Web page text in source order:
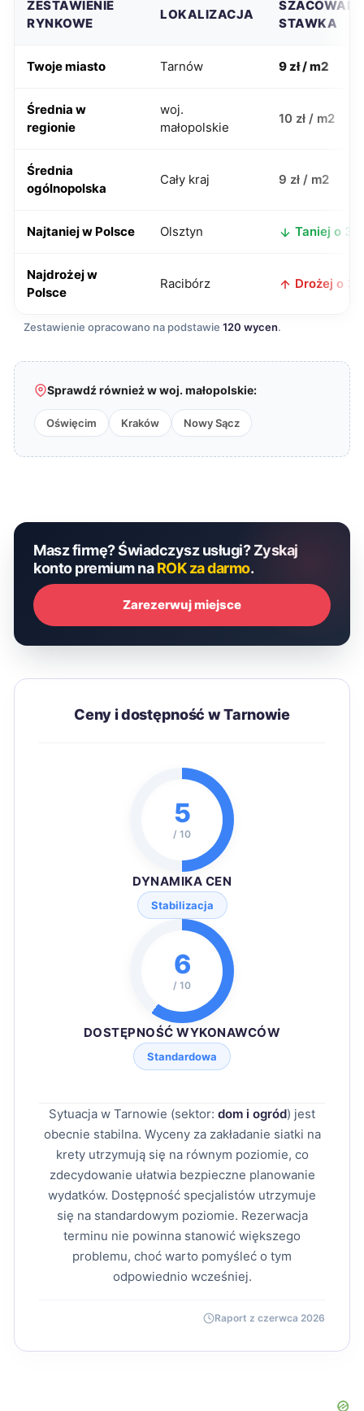
ZESTAWIENIE
RYNKOWE
LOKALIZACJA
STAWKA
Twoje miasto Tarnów 9 zł / m2
Średnia w
regionie
woj.
małopolskie
10 zł / m2
Średnia
ogólnopolska
Cały kraj 9 zł / m2
Najtaniej w Polsce Olsztyn Taniej o 3
Najdrożej w
Polsce
Racibórz Drożej o 3
Zestawienie opracowano na podstawie 120 wycen.
Sprawdź również w woj. małopolskie:
Oświęcim Kraków Nowy Sącz
Masz firmę? Świadczysz usługi? Zyskaj
konto premium naROK za darmo.
Zarezerwuj miejsce
Ceny i dostępność w Tarnowie
5
/ 10
DYNAMIKA CEN
Stabilizacja
6
/ 10
DOSTĘPNOŚĆ WYKONAWCÓW
Standardowa
Sytuacja w Tarnowie (sektor: dom i ogród) jest
obecnie stabilna. Wyceny za zakładanie siatki na
krety utrzymują się na równym poziomie, co
zdecydowanie ułatwia bezpieczne planowanie
wydatków. Dostępność specjalistów utrzymuje
się na standardowym poziomie. Rezerwacja
terminu nie powinna stanowić większego
problemu, choć warto pomyśleć o tym
odpowiednio wcześniej.
Raport z czerwca 2026